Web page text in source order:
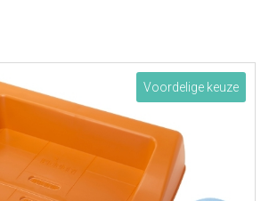
Voordelige keuze